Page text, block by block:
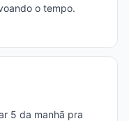
o tempo.
5 da manhã pra